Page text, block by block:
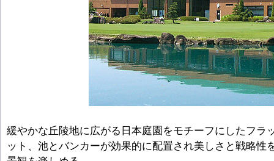
緩やかな丘陵地に広がる日本庭園をモチーフにしたフラ
ット、池とバンカーが効果的に配置され美しさと戦略